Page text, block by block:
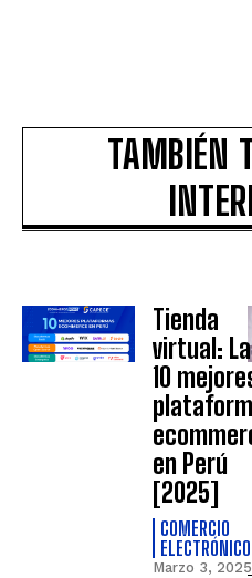
TAMBIÉN
Tienda
virtual:
10
en Perú
[2025]
COMERCIO
ELECTRÓNICO
Marzo 3, 2025